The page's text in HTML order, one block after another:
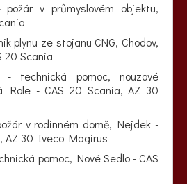
v průmyslovém objektu,
plynu ze stojanu CNG, Chodov,
20 Scania
technická pomoc, nouzové
Role - CAS 20 Scania, AZ 30
v rodinném domě, Nejdek -
AZ 30 Iveco Magirus
pomoc, Nové Sedlo - CAS